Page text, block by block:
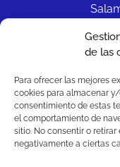
de las
Para ofrecer las mejores
cookies para almacenar
consentimiento de estas
el comportamiento de
sitio. No consentir o
negativamente a ciertas
Reina